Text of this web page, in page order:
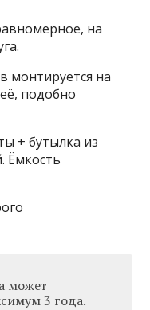
на
монтируется на
подобно
+ бутылка из
Ёмкость
может
3 года.